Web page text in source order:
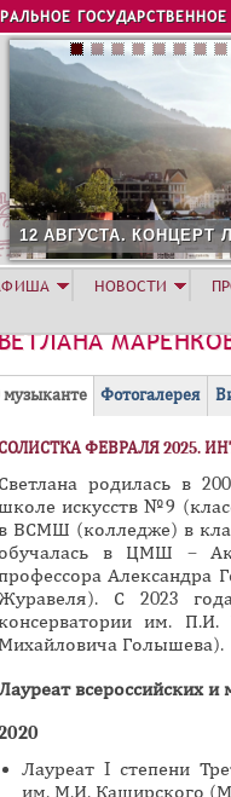
12 АВГУСТА. КОНЦЕРТ
(
а
к
т
и
в
н
а
я
в
к
д
Фотогалерея
ФЕВРАЛЯ 2025.
Светлана родилась в
искусств №9
ВСМШ (колледже) в
в ЦМШ –
Александра
С 2023
им. П.И.
Михайловича Голышева).
всероссийских
Лауреат I степени
им. М.И. Каширского
НОВОСТИ